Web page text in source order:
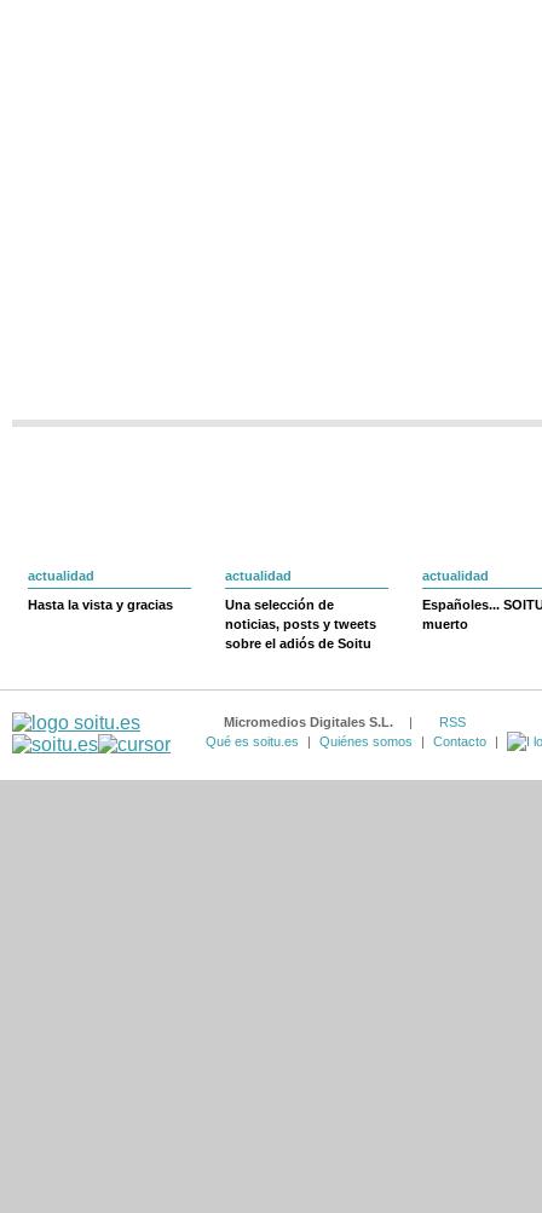
actualidad
Hasta la vista y gracias
actualidad
Una selección de
noticias, posts y tweets
sobre el adiós de Soitu
actualidad
Españoles...
muerto
Micromedios Digitales S.L. |
RSS
Qué es soitu.es
| Quiénes somos | Contacto |